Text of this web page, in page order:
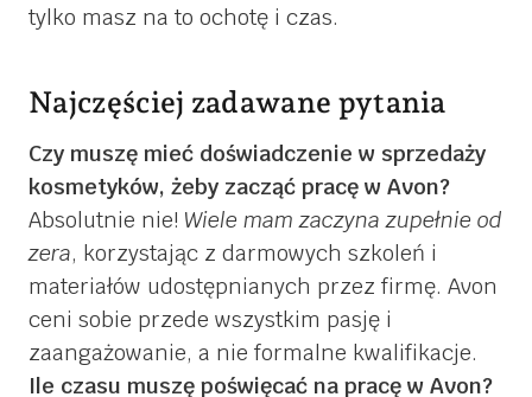
tylko masz na to ochotę i czas.
Najczęściej zadawane pytania
Czy muszę mieć doświadczenie w sprzedaży
kosmetyków, żeby zacząć pracę w Avon?
Absolutnie nie! Wiele mam zaczyna zupełnie od
zera, korzystając z darmowych szkoleń i
materiałów udostępnianych przez firmę. Avon
ceni sobie przede wszystkim pasję i
zaangażowanie, a nie formalne kwalifikacje.
Ile czasu muszę poświęcać na pracę w Avon?